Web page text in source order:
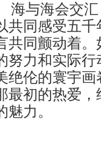
海与海会交
共同感受五
共同颤动着
努力和实际
绝伦的寰宇
最初的热爱
魅力。